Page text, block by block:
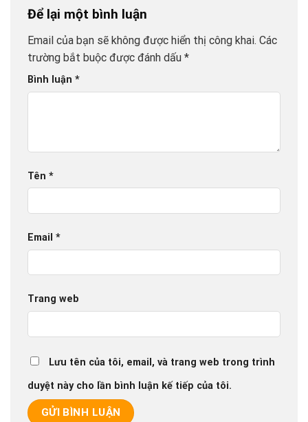
Để lại một bình luận
Email của bạn sẽ không được hiển thị công khai. Các
trường bắt buộc được đánh dấu *
Bình luận *
Tên *
Email *
Trang web
Lưu tên của tôi, email, và trang web trong trình
duyệt này cho lần bình luận kế tiếp của tôi.